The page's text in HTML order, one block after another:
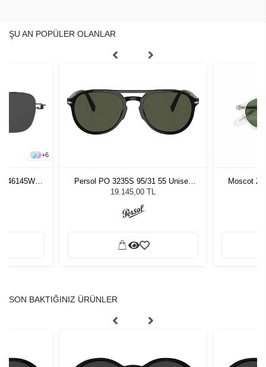
ŞU AN POPÜLER OLANLAR
+6
46145W
Persol PO 3235S 95/31 55 Unisex
Güneş Gözlüğü
19.145,00 TL
Moscot
SON BAKTIĞINIZ ÜRÜNLER